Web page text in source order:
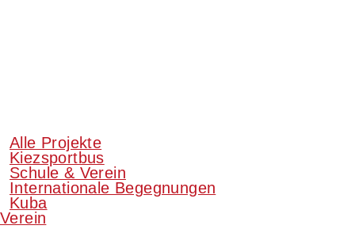
Alle Projekte
Kiezsportbus
Schule & Verein
Internationale Begegnungen
Kuba
Verein